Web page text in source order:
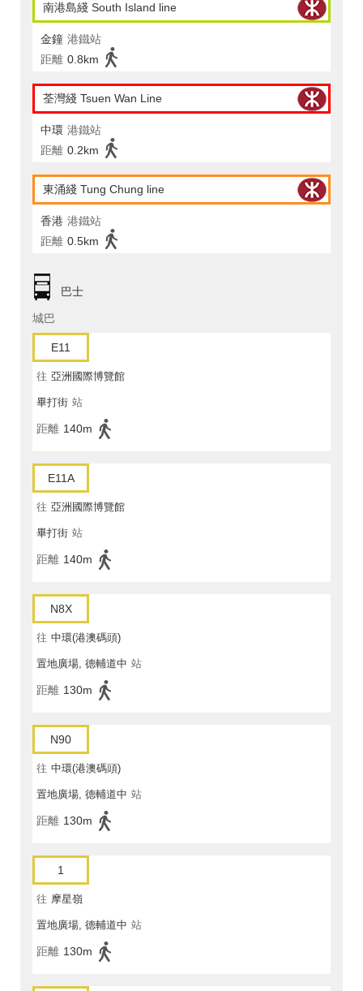
南港島綫 South Island line
金鐘 港鐵站
距離 0.8km
荃灣綫 Tsuen Wan Line
中環 港鐵站
距離 0.2km
東涌綫 Tung Chung line
香港 港鐵站
距離 0.5km
巴士
城巴
E11
往 亞洲國際博覽館
畢打街 站
距離 140m
E11A
往 亞洲國際博覽館
畢打街 站
距離 140m
N8X
往 中環(港澳碼頭)
置地廣場, 德輔道中 站
距離 130m
N90
往 中環(港澳碼頭)
置地廣場, 德輔道中 站
距離 130m
1
往 摩星嶺
置地廣場, 德輔道中 站
距離 130m